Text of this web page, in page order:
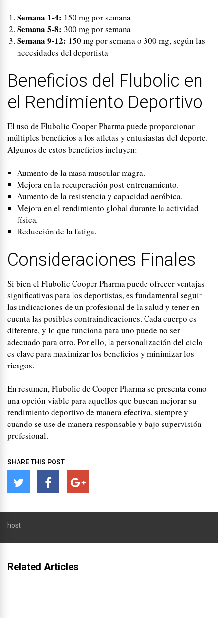
Semana 1-4: 150 mg por semana
Semana 5-8: 300 mg por semana
Semana 9-12: 150 mg por semana o 300 mg, según las
necesidades del deportista.
Beneficios del Flubolic en
el Rendimiento Deportivo
El uso de Flubolic Cooper Pharma puede proporcionar
múltiples beneficios a los atletas y entusiastas del deporte.
Algunos de estos beneficios incluyen:
Aumento de la masa muscular magra.
Mejora en la recuperación post-entrenamiento.
Aumento de la resistencia y capacidad aeróbica.
Mejora en el rendimiento global durante la actividad
física.
Reducción de la fatiga.
Consideraciones Finales
Si bien el Flubolic Cooper Pharma puede ofrecer ventajas
significativas para los deportistas, es fundamental seguir
las indicaciones de un profesional de la salud y tener en
cuenta las posibles contraindicaciones. Cada cuerpo es
diferente, y lo que funciona para uno puede no ser
adecuado para otro. Por ello, la personalización del ciclo
es clave para maximizar los beneficios y minimizar los
riesgos.
En resumen, Flubolic de Cooper Pharma se presenta como
una opción viable para aquellos que buscan mejorar su
rendimiento deportivo de manera efectiva, siempre y
cuando se use de manera responsable y bajo supervisión
profesional.
SHARE THIS POST
host
Related Articles